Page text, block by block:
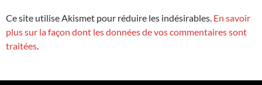
Ce site utilise Akismet pour réduire les indésirables. En savoir
plus sur la façon dont les données de vos commentaires sont
traitées.